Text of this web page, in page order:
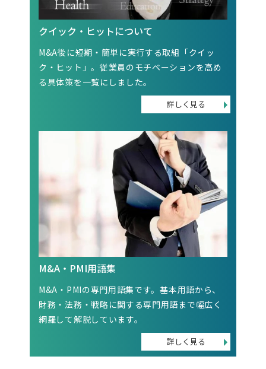
クイック・ヒットについて
M&A後に短期・簡単に実行する取組「クイッ
ク・ヒット」。従業員のモチベーションを高め
る具体策を一覧にしました。
M&A・PMI用語集
M&A・PMIの専門用語集です。基本用語から、
財務・法務・戦略に関する専門用語まで幅広く
網羅して解説しています。